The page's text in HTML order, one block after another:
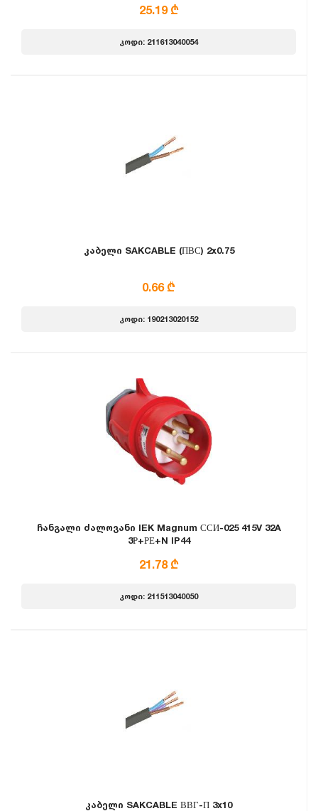
25.19 ₾
კოდი: 211613040054
კაბელი SAKCABLE (ПВС) 2x0.75
0.66 ₾
კოდი: 190213020152
ჩანგალი ძალოვანი IEK Magnum ССИ-025 415V 32A
3Р+РЕ+N IP44
21.78 ₾
კოდი: 211513040050
კაბელი SAKCABLE ВВГ-П 3x10